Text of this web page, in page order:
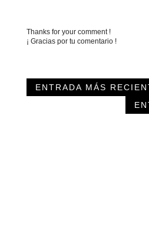
Thanks for your comment !
¡ Gracias por tu comentario !
ENTRADA MÁS